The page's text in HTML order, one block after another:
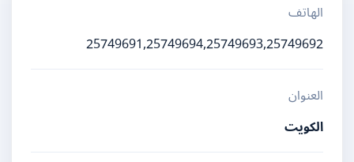
الهاتف
25749691,25749694,25749693,25749692
العنوان
الكويت